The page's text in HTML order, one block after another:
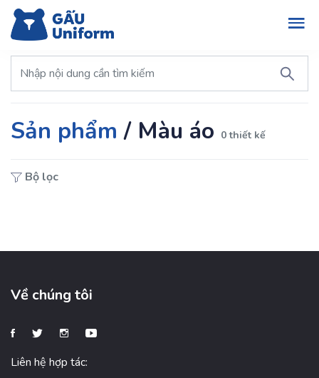
Sản phẩm / Màu áo 0 thiết kế
Bộ lọc
Về chúng tôi
Liên hệ hợp tác: